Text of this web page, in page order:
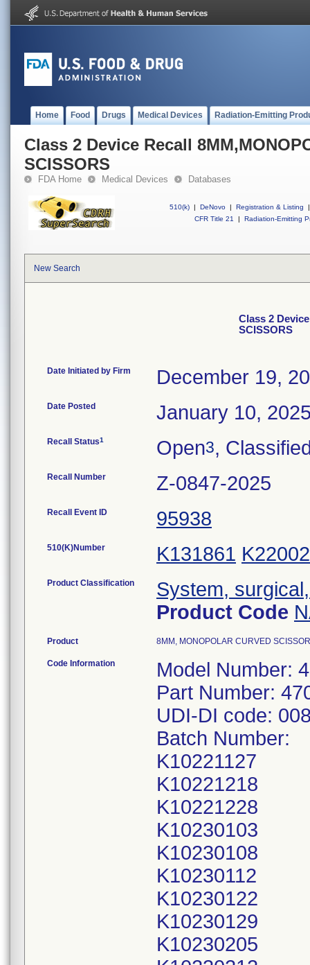
Home Food Drugs Medical Devices Radiation-Emitting
Class 2 Device Recall
SCISSORS
FDA Home Medical Devices Databases
510(k) | DeNovo | Registration & Listing
|
CFR Title 21
| Radiation-Emitting
New Search
Class 2
SCISSORS
Date Initiated by Firm December 19,
Date Posted January 10,
Recall Status1 Open3,
Recall Number Z-0847-2025
Recall Event ID 95938
510(K)Number K131861
Product Classification
System,
Product Code
Product 8MM, MONOPOLAR CURVED
Code Information
Model Number:
Part Number:
UDI-DI code:
Batch Number:
K10221127
K10221218
K10221228
K10230103
K10230108
K10230112
K10230122
K10230129
K10230205